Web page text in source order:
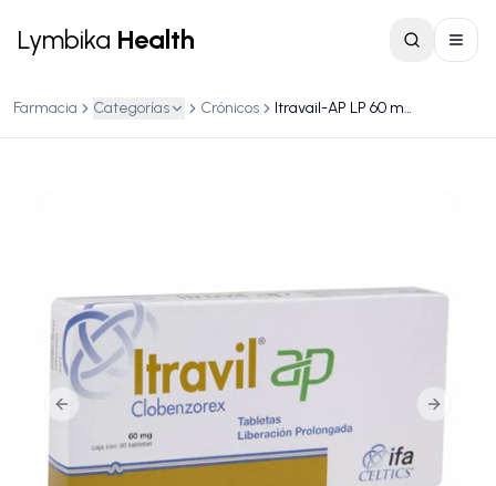
Lymbika Health
Farmacia Categorías Crónicos Itravail-AP LP 60 mg – Caja con 30 tabletas de liberación prolongada
Previous slide Next